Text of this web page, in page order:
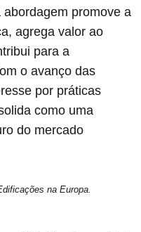
promove a
agrega valor ao
para a
o avanço das
por práticas
como uma
do mercado
na Europa.